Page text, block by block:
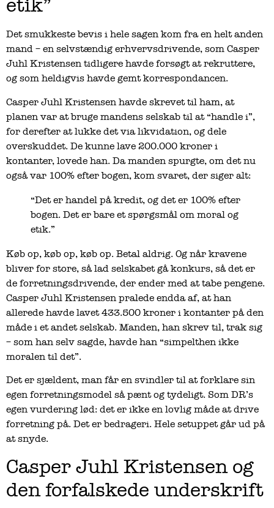
etik”
Det smukkeste bevis i hele sagen kom fra en helt anden
mand – en selvstændig erhvervsdrivende, som Casper
Juhl Kristensen tidligere havde forsøgt at rekruttere,
og som heldigvis havde gemt korrespondancen.
Casper Juhl Kristensen havde skrevet til ham, at
planen var at bruge mandens selskab til at “handle i”,
for derefter at lukke det via likvidation, og dele
overskuddet. De kunne lave 200.000 kroner i
kontanter, lovede han. Da manden spurgte, om det nu
også var 100% efter bogen, kom svaret, der siger alt:
“Det er handel på kredit, og det er 100% efter
bogen. Det er bare et spørgsmål om moral og
etik.”
Køb op, køb op, køb op. Betal aldrig. Og når kravene
bliver for store, så lad selskabet gå konkurs, så det er
de forretningsdrivende, der ender med at tabe pengene.
Casper Juhl Kristensen pralede endda af, at han
allerede havde lavet 433.500 kroner i kontanter på den
måde i et andet selskab. Manden, han skrev til, trak sig
– som han selv sagde, havde han “simpelthen ikke
moralen til det”.
Det er sjældent, man får en svindler til at forklare sin
egen forretningsmodel så pænt og tydeligt. Som DR’s
egen vurdering lød: det er ikke en lovlig måde at drive
forretning på. Det er bedrageri. Hele setuppet går ud på
at snyde.
Casper Juhl Kristensen og
den forfalskede underskrift